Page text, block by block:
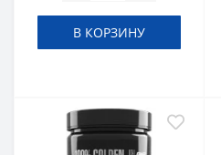
В КОРЗИНУ